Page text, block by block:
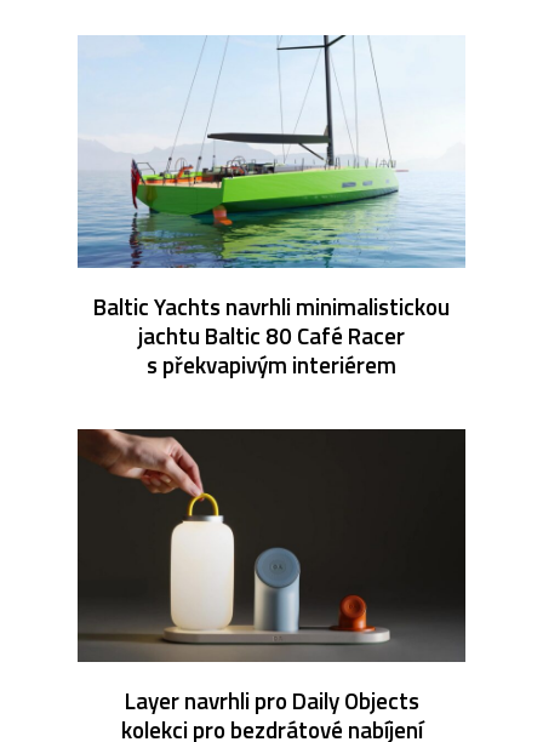
Baltic Yachts navrhli minimalistickou
jachtu Baltic 80 Café Racer
s překvapivým interiérem
Layer navrhli pro Daily Objects
kolekci pro bezdrátové nabíjení